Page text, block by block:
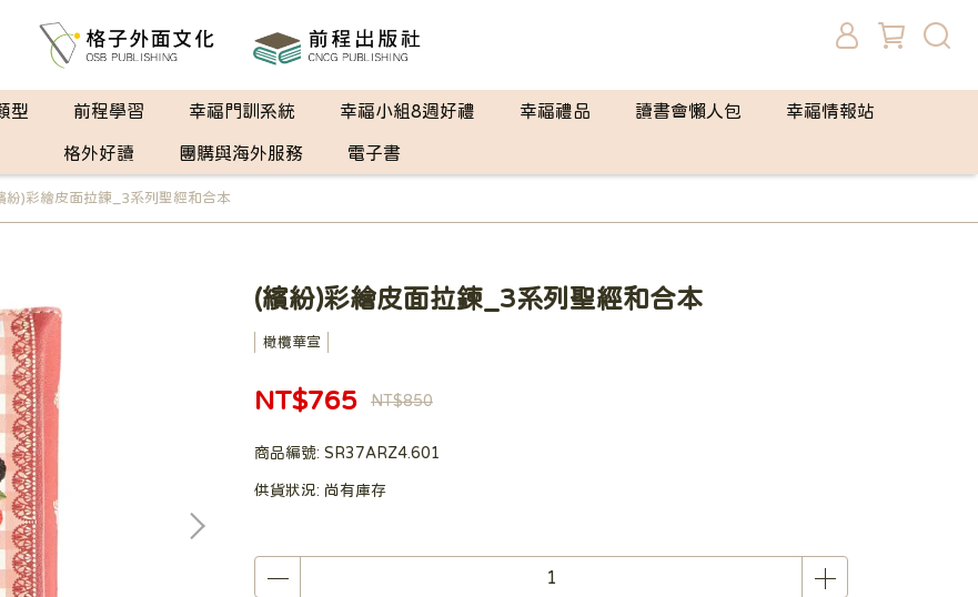
型 前程學習 幸福門訓系統 幸福小組8週好禮 幸福禮品 讀書會懶人包 幸福情報站
格外好讀 團購與海外服務 電子書
紛)彩繪皮面拉鍊_3系列聖經和合本
(繽紛)彩繪皮面拉鍊_3系列聖經和合本
橄欖華宣
NT$765 NT$850
商品編號: SR37ARZ4.601
供貨狀況: 尚有庫存